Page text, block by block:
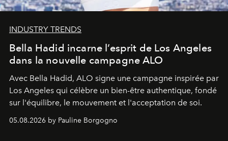
INDUSTRY TRENDS
Bella Hadid incarne l’esprit de Los Angeles
dans la nouvelle campagne ALO
Avec Bella Hadid, ALO signe une campagne inspirée par
Los Angeles qui célèbre un bien-être authentique, fondé
sur l'équilibre, le mouvement et l'acceptation de soi.
05.08.2026 by Pauline Borgogno